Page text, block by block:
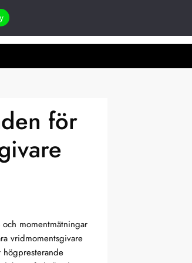
för
och momentmätningar
vridmomentsgivare